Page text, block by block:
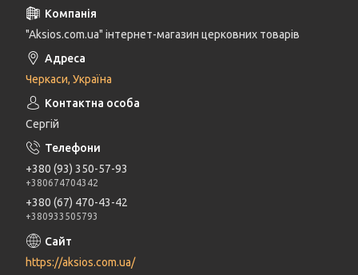
"Aksios.com.ua" інтернет-магазин церковних товарів
Черкаси, Україна
Сергій
+380 (93) 350-57-93
+380674704342
+380 (67) 470-43-42
+380933505793
https://aksios.com.ua/